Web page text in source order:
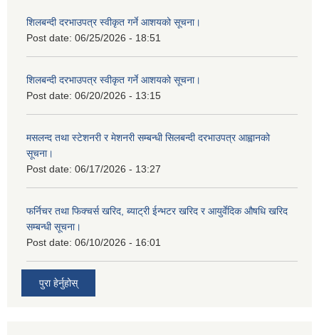
शिलबन्दी दरभाउपत्र स्वीकृत गर्ने आशयको सूचना।
Post date: 06/25/2026 - 18:51
शिलबन्दी दरभाउपत्र स्वीकृत गर्ने आशयको सूचना।
Post date: 06/20/2026 - 13:15
मसलन्द तथा स्टेशनरी र मेशनरी सम्बन्धी सिलबन्दी दरभाउपत्र आह्वानको
सूचना।
Post date: 06/17/2026 - 13:27
फर्निचर तथा फिक्चर्स खरिद, ब्याट‍्री ईन्भटर खरिद र आयुर्वेदिक औषधि खरिद
सम्बन्धी सूचना।
Post date: 06/10/2026 - 16:01
पुरा हेर्नुहोस्